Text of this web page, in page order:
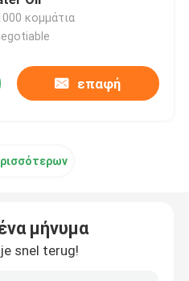
συσκευάζοντας ρόλοι
Stand Up
κομμάτια
επαφή
μήνυμα
snel terug!